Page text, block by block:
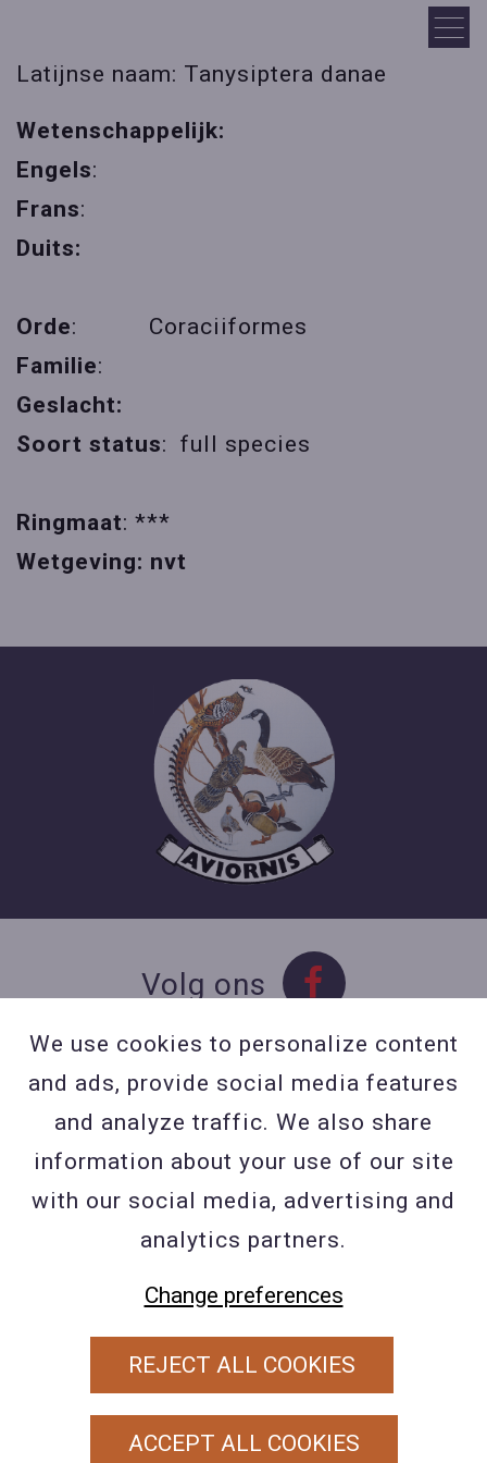
Latijnse naam: Tanysiptera danae
Wetenschappelijk:
Engels:
Frans:
Duits:
Orde: Coraciiformes
Familie:
Geslacht:
Soort status: full species
Ringmaat: ***
Wetgeving: nvt
Volg ons
Contact
Contacteer ons
BE 0423 427 566 (0032
477601560
Wuytsbergen (HRT) 118, 2200
PRIVACY POLICY
COOKIEBELEID
We use cookies to personalize content
and ads, provide social media features
and analyze traffic. We also share
information about your use of our site
with our social media, advertising and
analytics partners.
Change preferences
REJECT ALL COOKIES
ACCEPT ALL COOKIES